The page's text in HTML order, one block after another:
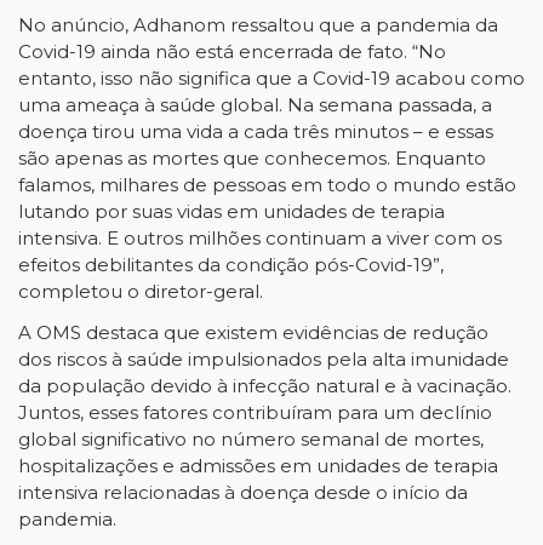
No anúncio, Adhanom ressaltou que a pandemia da
Covid-19 ainda não está encerrada de fato. “No
entanto, isso não significa que a Covid-19 acabou como
uma ameaça à saúde global. Na semana passada, a
doença tirou uma vida a cada três minutos – e essas
são apenas as mortes que conhecemos. Enquanto
falamos, milhares de pessoas em todo o mundo estão
lutando por suas vidas em unidades de terapia
intensiva. E outros milhões continuam a viver com os
efeitos debilitantes da condição pós-Covid-19”,
completou o diretor-geral.
A OMS destaca que existem evidências de redução
dos riscos à saúde impulsionados pela alta imunidade
da população devido à infecção natural e à vacinação.
Juntos, esses fatores contribuíram para um declínio
global significativo no número semanal de mortes,
hospitalizações e admissões em unidades de terapia
intensiva relacionadas à doença desde o início da
pandemia.